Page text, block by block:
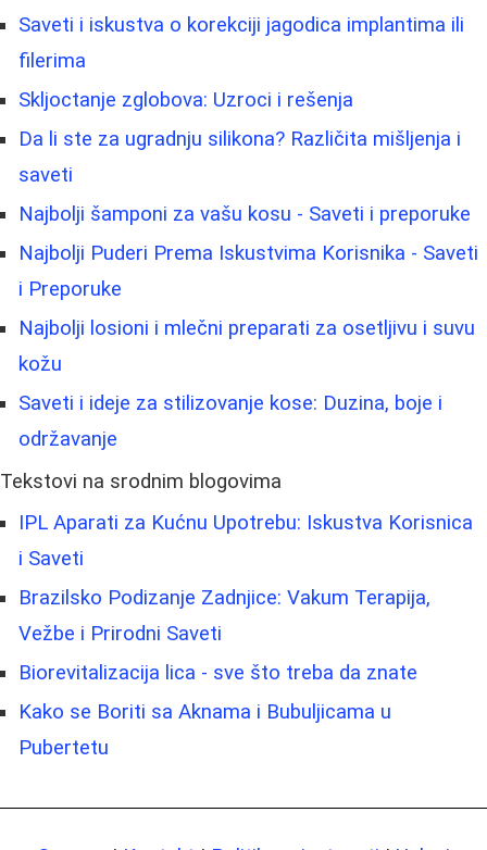
Saveti i iskustva o korekciji jagodica implantima ili
filerima
Skljoctanje zglobova: Uzroci i rešenja
Da li ste za ugradnju silikona? Različita mišljenja i
saveti
Najbolji šamponi za vašu kosu - Saveti i preporuke
Najbolji Puderi Prema Iskustvima Korisnika - Saveti
i Preporuke
Najbolji losioni i mlečni preparati za osetljivu i suvu
kožu
Saveti i ideje za stilizovanje kose: Duzina, boje i
održavanje
Tekstovi na srodnim blogovima
IPL Aparati za Kućnu Upotrebu: Iskustva Korisnica
i Saveti
Brazilsko Podizanje Zadnjice: Vakum Terapija,
Vežbe i Prirodni Saveti
Biorevitalizacija lica - sve što treba da znate
Kako se Boriti sa Aknama i Bubuljicama u
Pubertetu